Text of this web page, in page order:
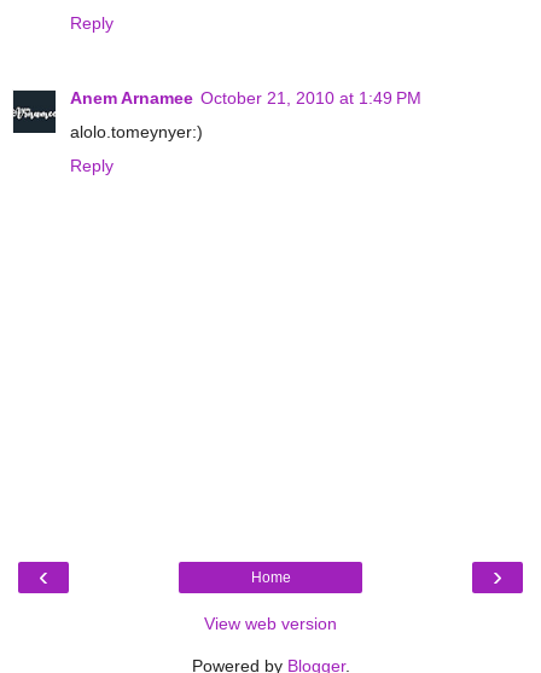
Reply
Anem Arnamee October 21, 2010 at 1:49 PM
alolo.tomeynyer:)
Reply
‹ ›
Home
View web version
Powered by Blogger.